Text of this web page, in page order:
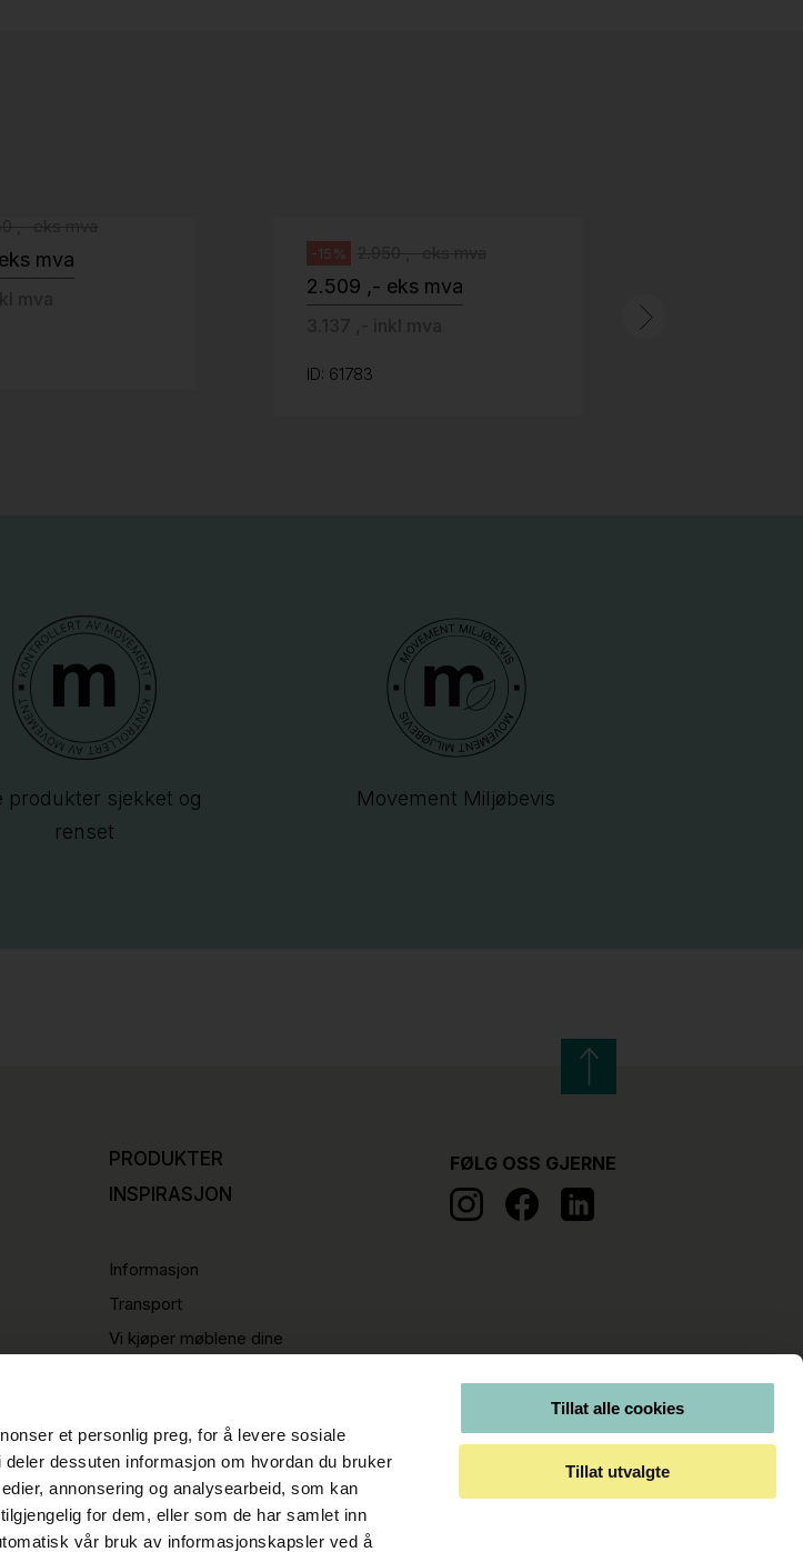
et personlig preg, for å levere sosiale
dessuten informasjon om hvordan du bruker
annonsering og analysearbeid, som kan
for dem, eller som de har samlet inn
vår bruk av informasjonskapsler ved å
Tillat alle cookies
Tillat utvalgte
mva -15%
2.509 ,- eks mva
ID: 61783
produkter sjekket og
renset
Movement Miljøbevis
PRODUKTER
INSPIRASJON
Informasjon
Transport
Vi kjøper møblene dine
FØLG OSS GJERNE